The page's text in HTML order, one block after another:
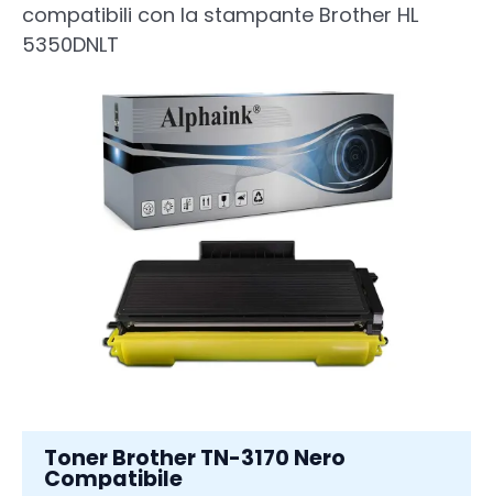
compatibili con la stampante Brother HL
5350DNLT
Toner Brother TN-3170 Nero
Compatibile